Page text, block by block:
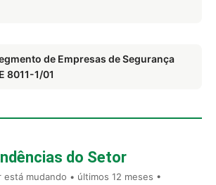
de Empresas de Segurança
8011-1/01
do Setor
mudando • últimos 12 meses •